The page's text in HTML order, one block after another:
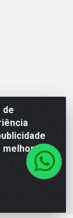
de
melhorar a
– São
- CNPJ